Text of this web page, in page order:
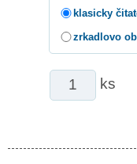
klasicky
zrkadlovo
ks